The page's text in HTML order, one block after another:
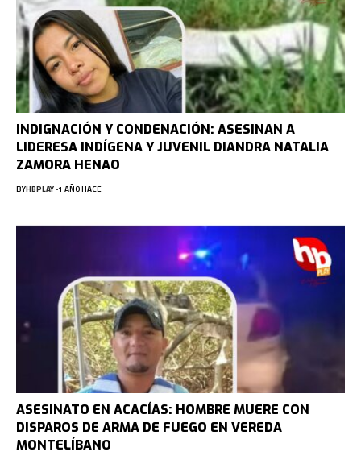
INDIGNACIÓN Y CONDENACIÓN: ASESINAN A
LIDERESA INDÍGENA Y JUVENIL DIANDRA NATALIA
ZAMORA HENAO
BYHBPLAY 1 AÑO HACE
ASESINATO EN ACACÍAS: HOMBRE MUERE CON
DISPAROS DE ARMA DE FUEGO EN VEREDA
MONTELÍBANO